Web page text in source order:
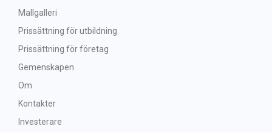
Mallgalleri
Prissättning för utbildning
Prissättning för företag
Gemenskapen
Om
Kontakter
Investerare